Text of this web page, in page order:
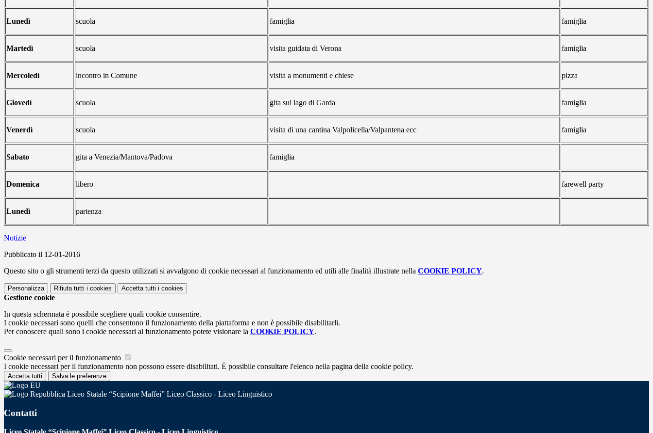
Lunedì scuola famiglia famiglia
Martedì scuola visita guidata di Verona famiglia
Mercoledì incontro in Comune visita a monumenti e chiese pizza
Giovedì scuola gita sul lago di Garda famiglia
Venerdì scuola visita di una cantina Valpolicella/Valpantena ecc famiglia
Sabato gita a Venezia/Mantova/Padova famiglia
Domenica libero farewell party
Lunedì partenza
Notizie
Pubblicato il 12-01-2016
Questo sito o gli strumenti terzi da questo utilizzati si avvalgono di cookie necessari al funzionamento ed utili alle finalità illustrate nella COOKIE POLICY.
Personalizza Rifiuta tutti i cookies Accetta tutti i cookies
Gestione cookie
In questa schermata è possibile scegliere quali cookie consentire.
I cookie necessari sono quelli che consentono il funzionamento della piattaforma e non è possibile disabilitarli.
Per conoscere quali sono i cookie necessari al funzionamento potete visionare la COOKIE POLICY.
Cookie necessari per il funzionamento
I cookie necessari per il funzionamento non possono essere disabilitati. È possibile consultare l'elenco nella pagina della cookie policy.
Accetta tutti Salva le preferenze
Liceo Statale “Scipione Maffei” Liceo Classico - Liceo Linguistico
Contatti